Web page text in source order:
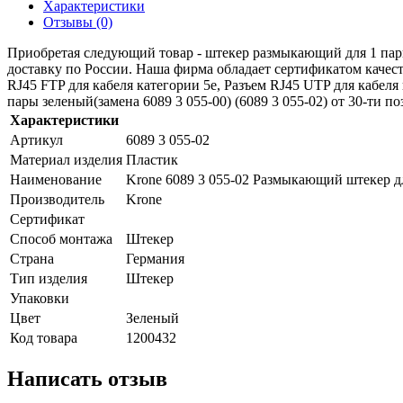
Характеристики
Отзывы (0)
Приобретая следующий товар - штекер размыкающий для 1
доставку по России. Наша фирма обладает сертификатом
RJ45 FTP для кабеля категории 5е, Разъем RJ45 UTP для
пары зеленый(замена 6089 3 055-00) (6089 3 055-02) от 30-ти
Характеристики
Артикул
6089 3 055-02
Материал изделия Пластик
Наименование
Krone 6089 3 055-02 Размыкающий штекер
Производитель
Krone
Сертификат
Способ монтажа
Штекер
Страна
Германия
Тип изделия
Штекер
Упаковки
Цвет
Зеленый
Код товара
1200432
Написать отзыв